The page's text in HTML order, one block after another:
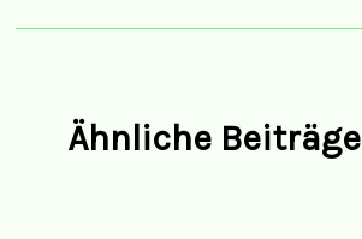
Ähnliche Beiträge